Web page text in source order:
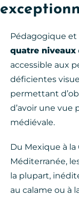
Pédagogique et
quatre niveaux
accessible aux
déficientes
permettant
d’avoir une vue
médiévale.
Du Mexique à la
Méditerranée,
la plupart,
au calame ou à